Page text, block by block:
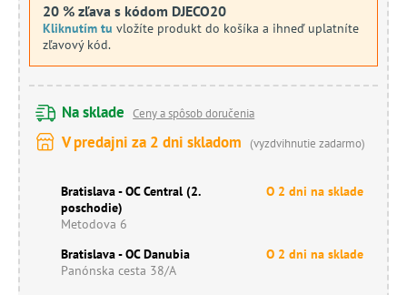
20 % zľava s kódom DJECO20
Kliknutím tu vložíte produkt do košíka a ihneď uplatníte
zľavový kód.
Na sklade Ceny a spôsob doručenia
V predajni za 2 dni skladom (vyzdvihnutie zadarmo)
Bratislava - OC Central (2.
poschodie)
Metodova 6
O 2 dni na sklade
Bratislava - OC Danubia
Panónska cesta 38/A
O 2 dni na sklade